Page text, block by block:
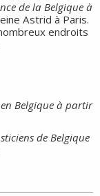
de la Belgique à
Astrid à Paris.
endroits
Belgique à partir
de Belgique